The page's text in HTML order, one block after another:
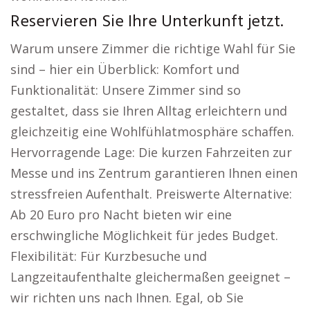
Reservieren Sie Ihre Unterkunft jetzt.
Warum unsere Zimmer die richtige Wahl für Sie
sind – hier ein Überblick: Komfort und
Funktionalität: Unsere Zimmer sind so
gestaltet, dass sie Ihren Alltag erleichtern und
gleichzeitig eine Wohlfühlatmosphäre schaffen.
Hervorragende Lage: Die kurzen Fahrzeiten zur
Messe und ins Zentrum garantieren Ihnen einen
stressfreien Aufenthalt. Preiswerte Alternative:
Ab 20 Euro pro Nacht bieten wir eine
erschwingliche Möglichkeit für jedes Budget.
Flexibilität: Für Kurzbesuche und
Langzeitaufenthalte gleichermaßen geeignet –
wir richten uns nach Ihnen. Egal, ob Sie